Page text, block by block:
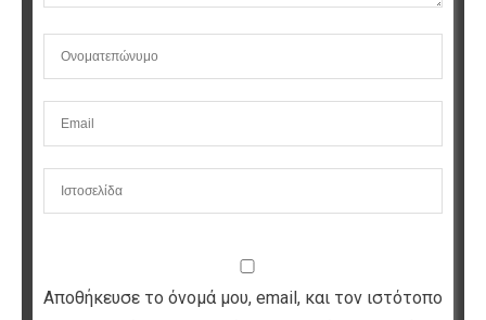
Αποθήκευσε το όνομά μου, email, και τον ιστότοπο